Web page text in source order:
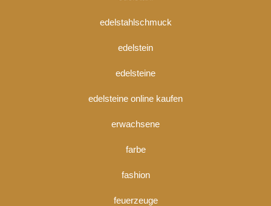
edelstahlschmuck
edelstein
edelsteine
edelsteine online kaufen
erwachsene
farbe
fashion
feuerzeuge